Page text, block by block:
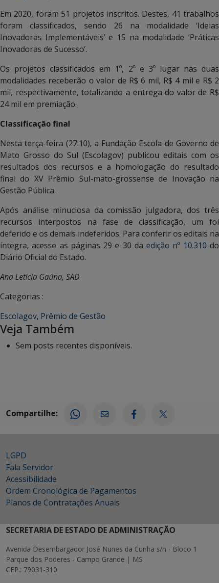
Em 2020, foram 51 projetos inscritos. Destes, 41 trabalhos
foram classificados, sendo 26 na modalidade ‘Ideias
Inovadoras Implementáveis’ e 15 na modalidade ‘Práticas
Inovadoras de Sucesso’.
Os projetos classificados em 1º, 2º e 3º lugar nas duas
modalidades receberão o valor de R$ 6 mil, R$ 4 mil e R$ 2
mil, respectivamente, totalizando a entrega do valor de R$
24 mil em premiação.
Classificação final
Nesta terça-feira (27.10), a Fundação Escola de Governo de
Mato Grosso do Sul (Escolagov) publicou editais com os
resultados dos recursos e a homologação do resultado
final do XV Prêmio Sul-mato-grossense de Inovação na
Gestão Pública.
Após análise minuciosa da comissão julgadora, dos três
recursos interpostos na fase de classificação, um foi
deferido e os demais indeferidos. Para conferir os editais na
íntegra, acesse as páginas 29 e 30 daedição nº 10.310 do
Diário Oficial do Estado.
Ana Letícia Gaúna, SAD
Categorias :
Escolagov, Prêmio de Gestão
Veja Também
Sem posts recentes disponíveis.
Compartilhe:
LGPD
Fala Servidor
Acessibilidade
Ordem Cronológica de Pagamentos
Planos de Contratações Anuais
SECRETARIA DE ESTADO DE ADMINISTRAÇÃO
Avenida Desembargador José Nunes da Cunha s/n - Bloco 1
Parque dos Poderes - Campo Grande | MS
CEP.: 79031-310